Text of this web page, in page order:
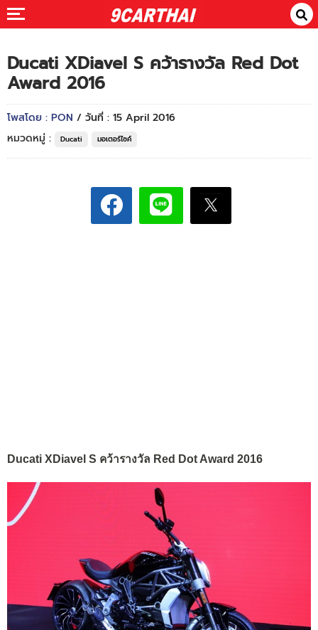
Ducati XDiavel S คว้ารางวัล Red Dot
Award 2016
โพสโดย : PON / วันที่ : 15 April 2016
หมวดหมู่ :
Ducati มอเตอร์ไซค์
Ducati XDiavel S คว้ารางวัล Red Dot Award 2016